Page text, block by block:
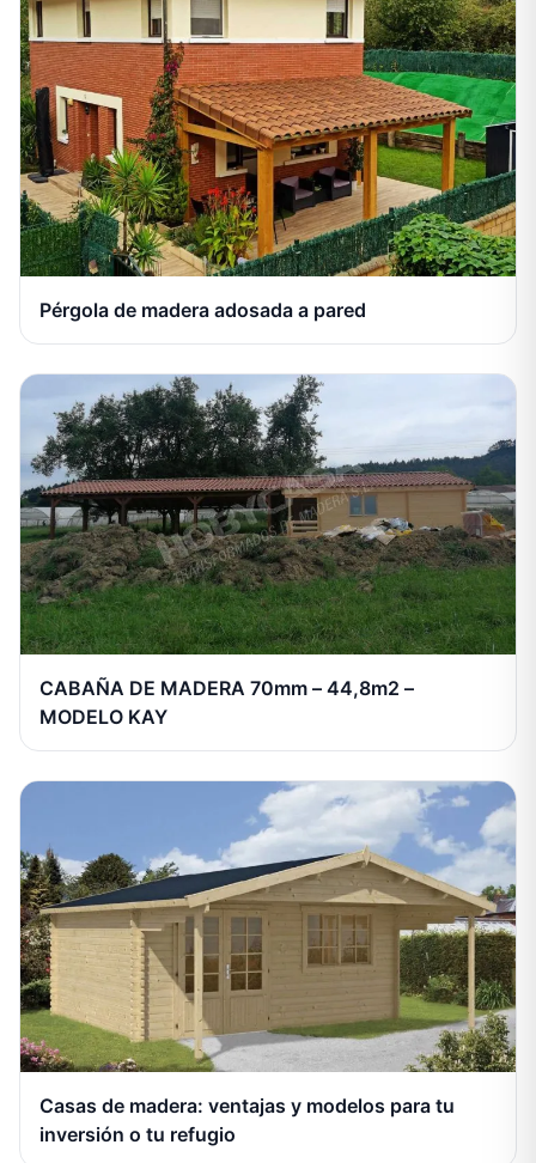
Pérgola de madera adosada a pared
CABAÑA DE MADERA 70mm – 44,8m2 –
MODELO KAY
Casas de madera: ventajas y modelos para tu
inversión o tu refugio